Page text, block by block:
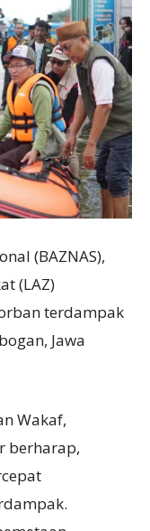
(BAZNAS),
(LAZ)
terdampak
Jawa
Wakaf,
berharap,